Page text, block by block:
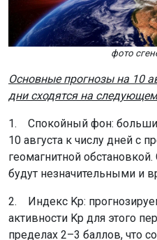
дни сходятся на следующем
1. Спокойный фон:
10 августа к числу дней с
будут незначительными и
активности Kp для этого
пределах 2–3 баллов, что
или слабо возмущенному
бури (уровень G1)
Причина возмущений
Согласно расчётам